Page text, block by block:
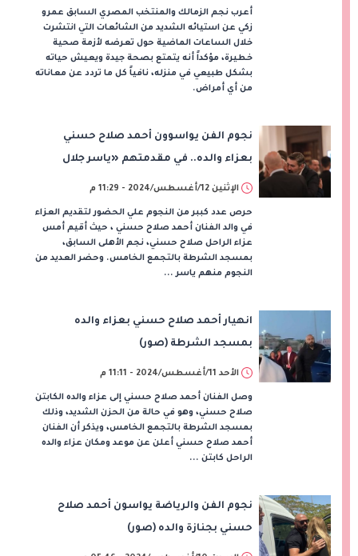
أعرب نجم الزمالك والمنتخب المصري السابق عمرو
زكي عن استيائه الشديد من الشائعات التي انتشرت
خلال الساعات الماضية حول تعرضه لأزمة صحية
خطيرة، مؤكداً أنه يتمتع بصحة جيدة ويعيش حياته
بشكل طبيعي في منزله، نافياً كل ما تردد عن معاناته
من أي أمراض.
نجوم الفن يواسوون أحمد صلاح حسني
بعزاء والده.. في مقدمتهم «ياسر جلال
ومحمد حماقي»
الإثنين 12/أغسطس/2024 - 11:29 م
حرص عدد كببر من النجوم علي الحضور لتقديم العزاء
في والد الفنان أحمد صلاح حسني ، حيث أقيم أمس
عزاء الراحل صلاح حسني، نجم الأهلى السابق،
بمسجد الشرطة بالتجمع الخامس. وحضر العديد من
النجوم منهم ياسر ...
انهيار أحمد صلاح حسني بعزاء والده
بمسجد الشرطة (صور)
الأحد 11/أغسطس/2024 - 11:11 م
وصل الفنان أحمد صلاح حسني إلى عزاء والده الكابتن
صلاح حسني، وهو في حالة من الحزن الشديد، وذلك
بمسجد الشرطة بالتجمع الخامس، ويذكر أن الفنان
أحمد صلاح حسني أعلن عن موعد ومكان عزاء والده
الراحل كابتن ...
نجوم الفن والرياضة يواسون أحمد صلاح
حسني بجنازة والده (صور)